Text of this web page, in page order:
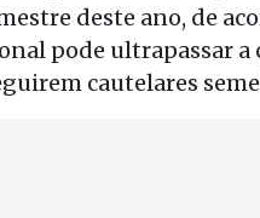
deste ano, de
pode ultrapassar a
cautelares